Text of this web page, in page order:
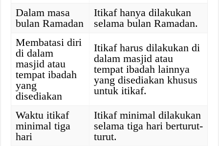
Dalam masa
bulan Ramadan
Itikaf hanya dilakukan
selama bulan Ramadan.
Membatasi diri
di dalam
masjid atau
tempat ibadah
yang
disediakan
Itikaf harus dilakukan di
dalam masjid atau
tempat ibadah lainnya
yang disediakan khusus
untuk itikaf.
Waktu itikaf
minimal tiga
hari
Itikaf minimal dilakukan
selama tiga hari berturut-
turut.